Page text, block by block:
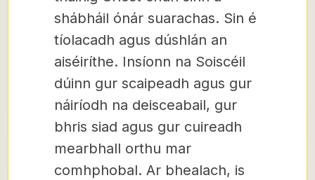
shábháil ónár suarachas. Sin é
tíolacadh agus dúshlán an
aiséiríthe. Insíonn na Soiscéil
dúinn gur scaipeadh agus gur
náiríodh na deisceabail, gur
bhris siad agus gur cuireadh
mearbhall orthu mar
comhphobal. Ar bhealach, is